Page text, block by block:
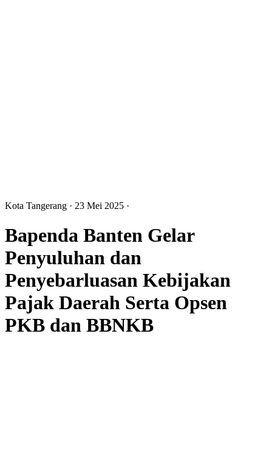
Kota Tangerang · 23 Mei 2025 ·
Bapenda Banten Gelar
Penyuluhan dan
Penyebarluasan Kebijakan
Pajak Daerah Serta Opsen
PKB dan BBNKB